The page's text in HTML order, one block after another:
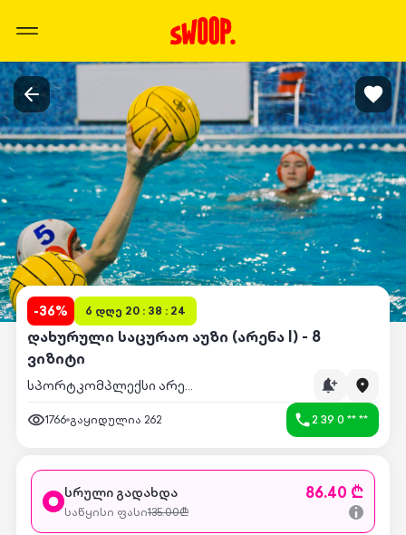
-36% 6 დღე 20 : 38 : 24
დახურული საცურაო აუზი (არენა I) - 8
ვიზიტი
სპორტკომპლექსი არენა I
1766 გაყიდულია 262 2 39 0 ** **
სრული გადახდა 86.40 ₾
საწყისი ფასი135.00₾